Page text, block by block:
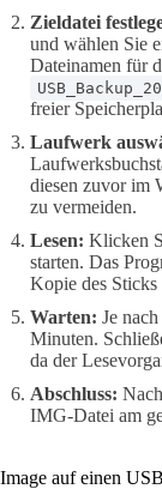
Zieldatei
und wählen Sie
Dateinamen für
freier
Laufwerk
diesen zuvor im
zu vermeiden.
Lesen: Klicken
starten. Das
Kopie des
Warten: Je
Minuten.
da der
Abschluss:
IMG-Datei am
Image auf einen